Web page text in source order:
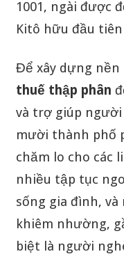
1001, ngài được
Kitô hữu đầu tiên
Để xây dựng
thuế thập phân
và trợ giúp người
mười thành phố
chăm lo cho các
nhiều tập tục
sống gia đình,
khiêm nhường,
biệt là người